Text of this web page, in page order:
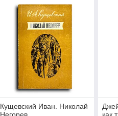
Кущевский Иван. Николай